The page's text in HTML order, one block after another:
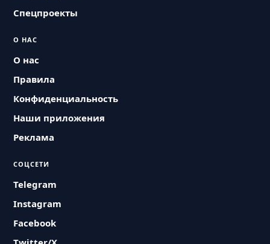
Спецпроекты
О НАС
О нас
Правила
Конфиденциальность
Наши приложения
Реклама
СОЦСЕТИ
Telegram
Instagram
Facebook